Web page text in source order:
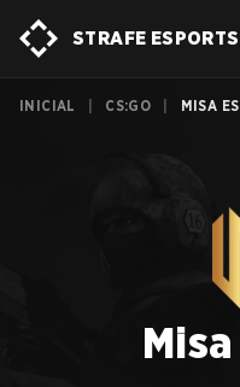
STRAFE ESPORTS
INICIAL CS:GO MISA